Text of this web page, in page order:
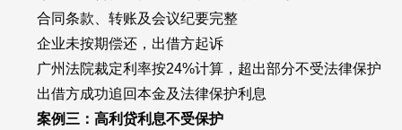
合同条款、转账及会议纪要完整
企业未按期偿还，出借方起诉
广州法院裁定利率按24%计算，超出部分不受法律保护
出借方成功追回本金及法律保护利息
案例三：高利贷利息不受保护